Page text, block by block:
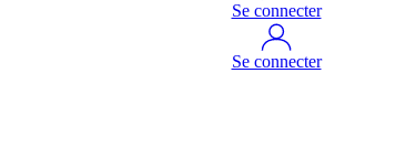
Se connecter
Se connecter